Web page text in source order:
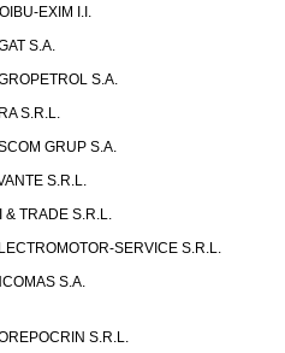
EXIM I.I.
S.A.
S.A.
S.R.L.
GRUP S.A.
S.R.L.
& TRADE S.R.L.
SERVICE S.R.L.
S.A.
S.R.L.